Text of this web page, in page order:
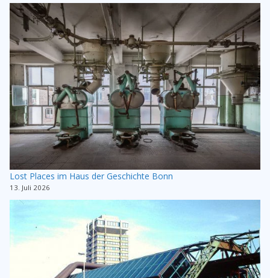
Lost Places im Haus der Geschichte Bonn
13. Juli 2026